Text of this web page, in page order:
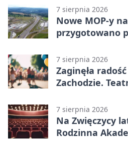
7 sierpnia 2026
Nowe MOP-y
przygotowano
7 sierpnia 2026
Zaginęła
Zachodzie.
7 sierpnia 2026
Na Zwięczycy
Rodzinna